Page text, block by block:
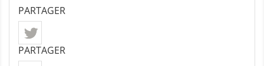
PARTAGER
PARTAGER